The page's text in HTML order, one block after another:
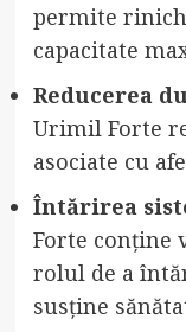
permite
capacitate
Reducerea
Urimil Forte
asociate cu
Întărirea
Forte conține
rolul de a
susține